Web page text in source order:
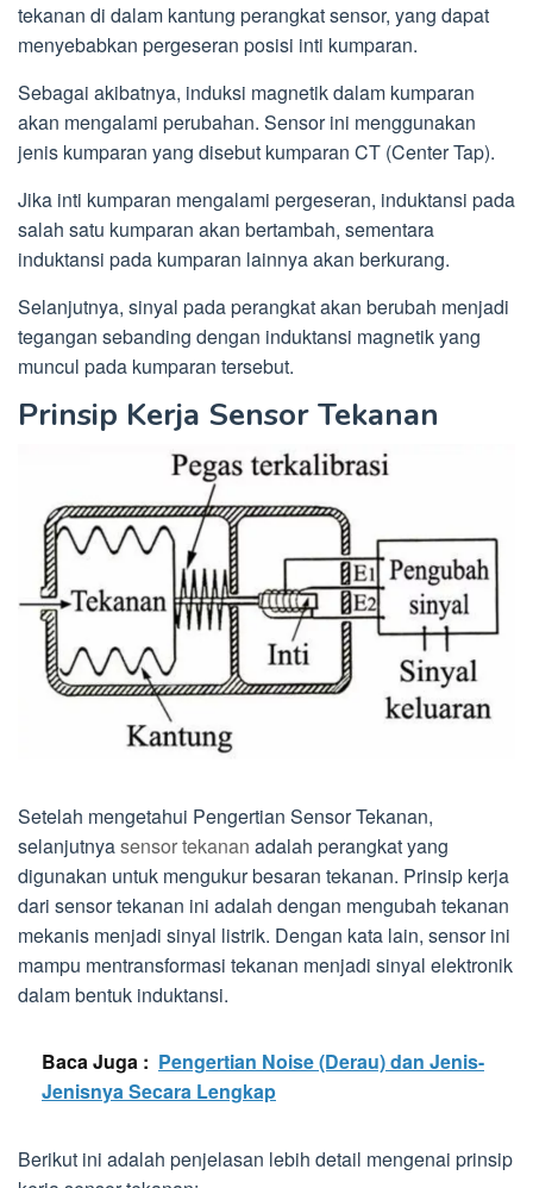
tekanan di dalam kantung perangkat sensor, yang dapat
menyebabkan pergeseran posisi inti kumparan.
Sebagai akibatnya, induksi magnetik dalam kumparan
akan mengalami perubahan. Sensor ini menggunakan
jenis kumparan yang disebut kumparan CT (Center Tap).
Jika inti kumparan mengalami pergeseran, induktansi pada
salah satu kumparan akan bertambah, sementara
induktansi pada kumparan lainnya akan berkurang.
Selanjutnya, sinyal pada perangkat akan berubah menjadi
tegangan sebanding dengan induktansi magnetik yang
muncul pada kumparan tersebut.
Prinsip Kerja Sensor Tekanan
Setelah mengetahui Pengertian Sensor Tekanan,
selanjutnyasensor tekanan adalah perangkat yang
digunakan untuk mengukur besaran tekanan. Prinsip kerja
dari sensor tekanan ini adalah dengan mengubah tekanan
mekanis menjadi sinyal listrik. Dengan kata lain, sensor ini
mampu mentransformasi tekanan menjadi sinyal elektronik
dalam bentuk induktansi.
Baca Juga : Pengertian Noise (Derau) dan Jenis-
Jenisnya Secara Lengkap
Berikut ini adalah penjelasan lebih detail mengenai prinsip